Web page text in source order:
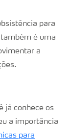
para
é uma
a
já conhece os
a importância
para